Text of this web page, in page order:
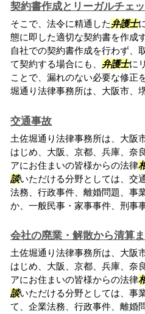
契約書作成とリーガルチェ
そこで、法令に精通した弁護士
態に即した適切な契約書を作成
自社での契約書作成を行わず、
て契約する場合にも、 弁護士に
ことで、漏れのない必要な修正
堀通り法律事務所は、大阪市、
交通事故
土佐堀通り法律事務所は、大阪
はじめ、大阪、京都、兵庫、奈
アにお住まいの皆様からの法律
談いただける分野としては、交
法務、行政事件、離婚問題、事
か、一般民事・家事事件、刑事
会社の廃業・解散から清算
土佐堀通り法律事務所は、大阪
はじめ、大阪、京都、兵庫、奈
アにお住まいの皆様からの法律
談いただける分野としては、事
て、企業法務、行政事件、離婚